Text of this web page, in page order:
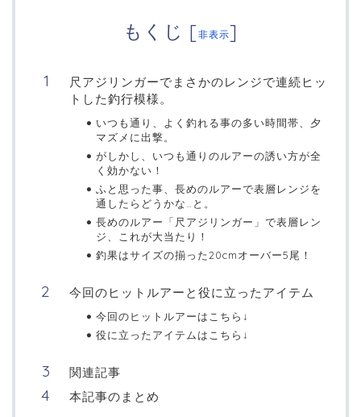
もくじ [非表示]
尺アジリンガーでまさかのレンジで連続ヒッ
トした釣行模様。
いつも通り、よく釣れる事の多い時間帯、夕
マズメに出撃。
がしかし、いつも通りのルアーの誘い方が全
く効かない！
ふと思った事、長めのルアーで表層レンジを
通したらどうかな…と。
長めのルアー「尺アジリンガー」で表層レン
ジ、これが大当たり！
釣果はサイズの揃った20cmオーバー5尾！
今回のヒットルアーと役に立ったアイテム
今回のヒットルアーはこちら↓
役に立ったアイテムはこちら↓
関連記事
本記事のまとめ